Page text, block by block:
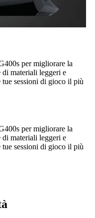
per migliorare la
materiali leggeri e
sessioni di gioco il più
per migliorare la
materiali leggeri e
sessioni di gioco il più